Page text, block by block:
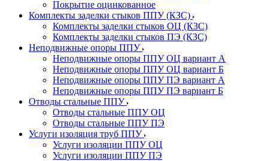
Покрытие оцинкованное
Комплекты заделки стыков ППУ (КЗС)
Комплекты заделки стыков ОЦ (КЗС)
Комплекты заделки стыков ПЭ (КЗС)
Неподвижные опоры ППУ
Неподвижные опоры ППУ ОЦ вариант А
Неподвижные опоры ППУ ОЦ вариант Б
Неподвижные опоры ППУ ПЭ вариант А
Неподвижные опоры ППУ ПЭ вариант Б
Отводы стальные ППУ
Отводы стальные ППУ ОЦ
Отводы стальные ППУ ПЭ
Услуги изоляция труб ППУ
Услуги изоляции ППУ ОЦ
Услуги изоляции ППУ ПЭ